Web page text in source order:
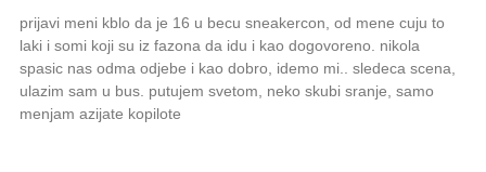
prijavi meni kblo da je 16 u becu sneakercon, od mene cuju to
laki i somi koji su iz fazona da idu i kao dogovoreno. nikola
spasic nas odma odjebe i kao dobro, idemo mi.. sledeca scena,
ulazim sam u bus. putujem svetom, neko skubi sranje, samo
menjam azijate kopilote